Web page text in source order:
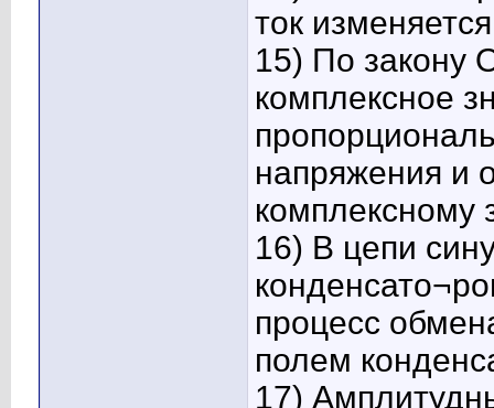
ток
15) По закону
комплексное
напряжения и
комплексному
16) В цепи
процесс
полем
17)